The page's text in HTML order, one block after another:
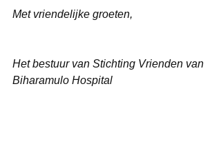
Met vriendelijke groeten,
Het bestuur van Stichting Vrienden van
Biharamulo Hospital